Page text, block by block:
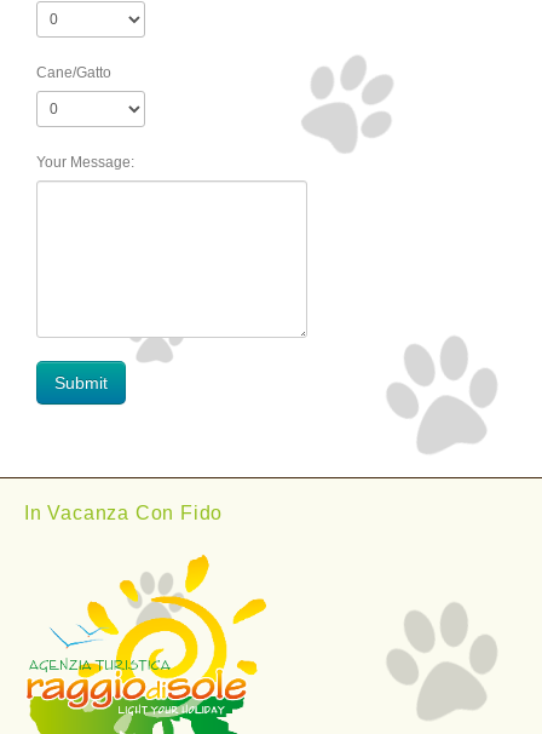
Cane/Gatto
Your Message:
In Vacanza Con Fido